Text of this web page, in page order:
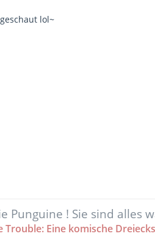
lol~
Punguine ! Sie sind alles
Trouble: Eine komische